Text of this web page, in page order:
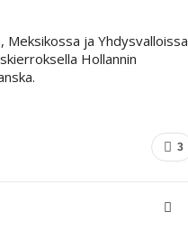
ja Yhdysvalloissa
Hollannin
3